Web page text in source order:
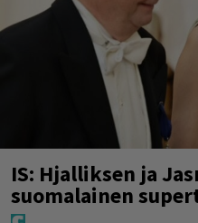
IS: Hjalliksen ja
suomalainen